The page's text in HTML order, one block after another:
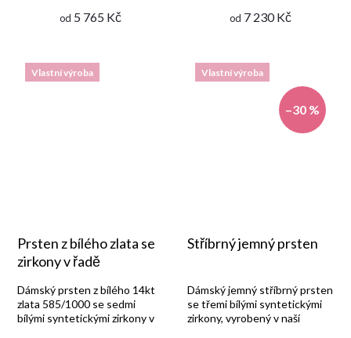
od 5 765 Kč od 7 230 Kč
Vlastní výroba
Prsten z bílého zlata se
zirkony v řadě
Dámský prsten z bílého 14kt
zlata 585/1000 se sedmi
bílými syntetickými zirkony v
Vlastní výroba
–30 %
Stříbrný jemný prsten
Dámský jemný stříbrný prsten
se třemi bílými syntetickými
zirkony, vyrobený v naší